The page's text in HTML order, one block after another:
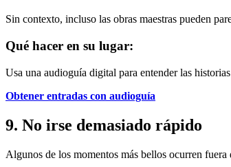
Sin contexto, incluso las obras maestras pueden
Qué hacer en su lugar:
Usa una audioguía digital para entender las
Obtener entradas con audioguía
9. No irse demasiado rápido
Algunos de los momentos más bellos ocurren fuera